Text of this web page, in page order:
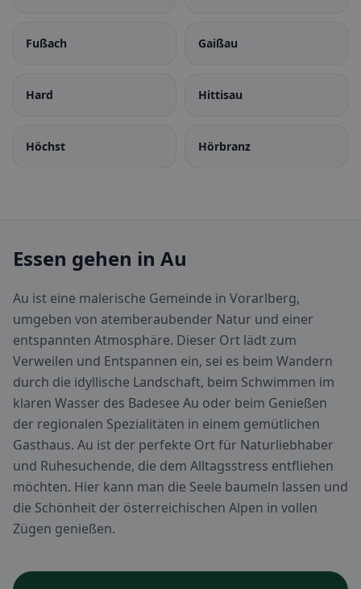
Fußach Gaißau
Hard Hittisau
Höchst Hörbranz
Essen gehen in Au
Au ist eine malerische Gemeinde in Vorarlberg,
umgeben von atemberaubender Natur und einer
entspannten Atmosphäre. Dieser Ort lädt zum
Verweilen und Entspannen ein, sei es beim Wandern
durch die idyllische Landschaft, beim Schwimmen im
klaren Wasser des Badesee Au oder beim Genießen
der regionalen Spezialitäten in einem gemütlichen
Gasthaus. Au ist der perfekte Ort für Naturliebhaber
und Ruhesuchende, die dem Alltagsstress entfliehen
möchten. Hier kann man die Seele baumeln lassen und
die Schönheit der österreichischen Alpen in vollen
Zügen genießen.